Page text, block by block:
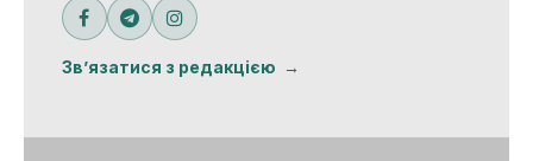
Зв’язатися з редакцією